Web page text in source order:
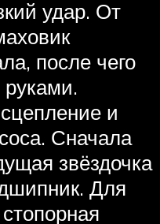
удар. От
после чего
руками.
и
Сначала
звёздочка
Для